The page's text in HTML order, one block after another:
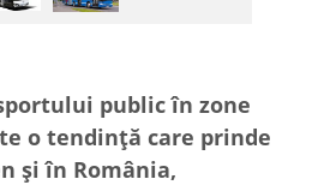
public în zone
o tendință care prinde
și în România,